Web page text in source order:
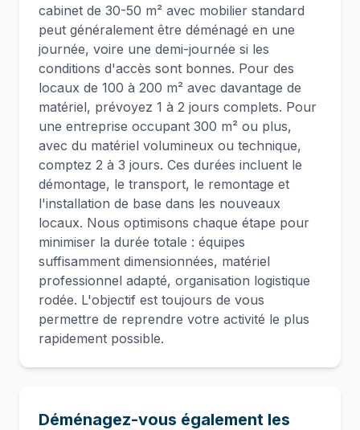
cabinet de 30-50 m² avec mobilier standard
peut généralement être déménagé en une
journée, voire une demi-journée si les
conditions d'accès sont bonnes. Pour des
locaux de 100 à 200 m² avec davantage de
matériel, prévoyez 1 à 2 jours complets. Pour
une entreprise occupant 300 m² ou plus,
avec du matériel volumineux ou technique,
comptez 2 à 3 jours. Ces durées incluent le
démontage, le transport, le remontage et
l'installation de base dans les nouveaux
locaux. Nous optimisons chaque étape pour
minimiser la durée totale : équipes
suffisamment dimensionnées, matériel
professionnel adapté, organisation logistique
rodée. L'objectif est toujours de vous
permettre de reprendre votre activité le plus
rapidement possible.
Déménagez-vous également les